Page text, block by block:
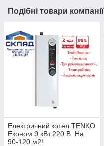
Подібні товари компанії
Електричний котел TENKO
Економ 9 кВт 220 В. На
90-120 м2!